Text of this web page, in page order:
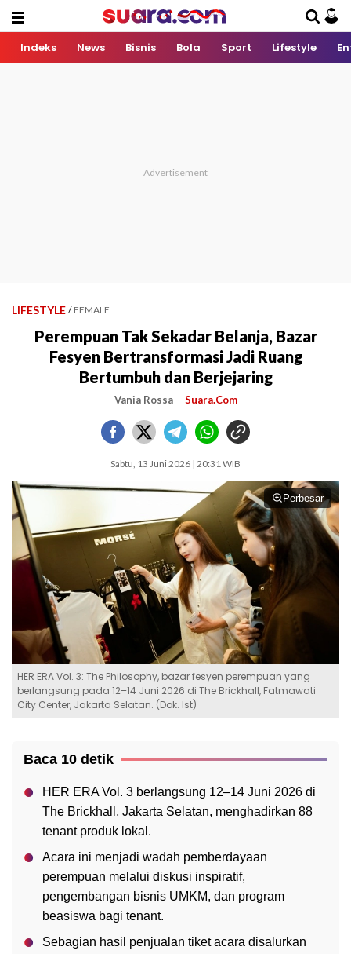
Indeks News Bisnis Bola Sport Lifestyle
LIFESTYLE / FEMALE
Perempuan Tak Sekadar Belanja, Bazar
Fesyen Bertransformasi Jadi Ruang
Bertumbuh dan Berjejaring
Vania Rossa Suara.Com
Sabtu, 13 Juni 2026 | 20:31 WIB
Perbesar
HER ERA Vol. 3: The Philosophy, bazar fesyen perempuan yang
berlangsung pada 12–14 Juni 2026 di The Brickhall, Fatmawati
City Center, Jakarta Selatan. (Dok. Ist)
Baca 10 detik
HER ERA Vol. 3 berlangsung 12–14 Juni 2026 di
The Brickhall, Jakarta Selatan, menghadirkan 88
tenant produk lokal.
Acara ini menjadi wadah pemberdayaan
perempuan melalui diskusi inspiratif,
pengembangan bisnis UMKM, dan program
beasiswa bagi tenant.
Sebagian hasil penjualan tiket acara disalurkan